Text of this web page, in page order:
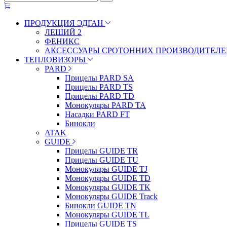
ПРОДУКЦИЯ ЭДГАН
ЛЕШИЙ 2
ФЕНИКС
АКСЕССУАРЫ СРОТОННИХ
ТЕПЛОВИЗОРЫ
PARD
Прицелы PARD SA
Прицелы PARD TS
Прицелы PARD TD
Монокуляры PARD TA
Насадки PARD FT
Бинокли
ATAK
GUIDE
Прицелы GUIDE TR
Прицелы GUIDE TU
Монокуляры GUIDE TJ
Монокуляры GUIDE TD
Монокуляры GUIDE TK
Монокуляры GUIDE Track
Бинокли GUIDE TN
Монокуляры GUIDE TL
Прицелы GUIDE TS